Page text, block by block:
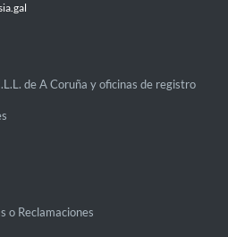
de A Coruña y oficinas de registro
o Reclamaciones